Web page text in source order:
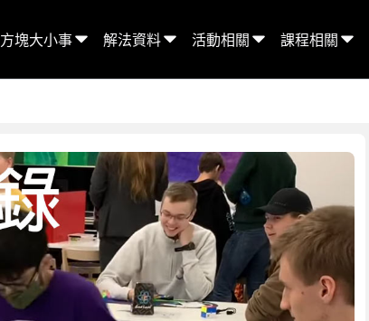
方塊大小事 解法資料 活動相關 課程相關